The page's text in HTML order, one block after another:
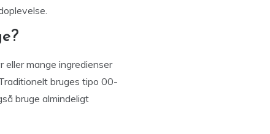
eller mange ingredienser
bruges tipo 00-
bruge almindeligt